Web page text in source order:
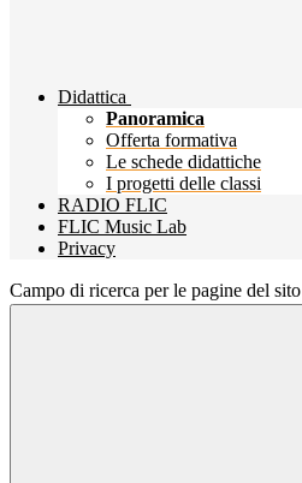
Didattica
Panoramica
Offerta formativa
Le schede didattiche
I progetti delle classi
RADIO FLIC
FLIC Music Lab
Privacy
Campo di ricerca per le pagine del sito